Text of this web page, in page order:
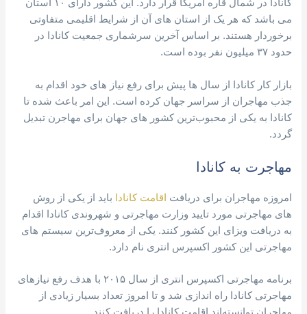
کانادا در شمال قاره آمریکا قرار دارد. این کشور دارای ۱۰ استان
می باشد که هر یک از استان های آن از شرایط اقلیمی متفاوتی
برخوردار هستند. بر اساس آخرین سرشماری جمعیت کانادا در
حدود ۳۷ میلیون نفر بوده است.
بازار کار کانادا از سال ها پیش برای رفع نیاز های خود اقدام به
جذب مهاجران از سراسر جهان کرده است. این امر باعث شده تا
کانادا به یکی از محبوب‌ترین کشور های جهان برای مهاجرن تبدیل
گردد.
مهاجرت به کانادا
امروزه مهاجران برای دریافت اقامت کانادا
باید از یکی از روش
های مهاجرتی مورد تایید وزارت مهاجرتی و شهروندی کانادا اقدام
به دریافت ویزای این کشور کنند. یکی از معروف‌ترین سیستم های
مهاجرتی این کشور اکسپرس انتری نام دارد.
برنامه مهاجرتی اکسپرس انتری از سال ۲۰۱۵ با هدف رفع نیازهای
مهاجرتی کانادا راه اندازی شد و تا امروز تعداد بسیار زیادی از